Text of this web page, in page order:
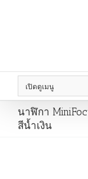
เปิดดูเมนู
นาฬิกา
สีน้ำเงิน